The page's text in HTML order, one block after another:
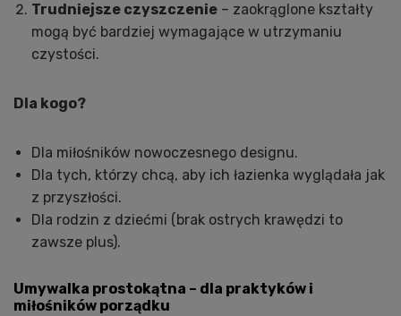
Trudniejsze czyszczenie – zaokrąglone kształty
mogą być bardziej wymagające w utrzymaniu
czystości.
Dla kogo?
Dla miłośników nowoczesnego designu.
Dla tych, którzy chcą, aby ich łazienka wyglądała jak
z przyszłości.
Dla rodzin z dziećmi (brak ostrych krawędzi to
zawsze plus).
Umywalka prostokątna – dla praktyków i
miłośników porządku